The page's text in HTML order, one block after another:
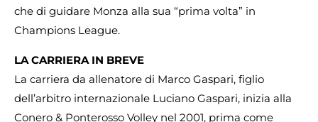
che di guidare Monza alla sua “prima volta” in
Champions League.
LA CARRIERA IN BREVE
La carriera da allenatore di Marco Gaspari, figlio
dell’arbitro internazionale Luciano Gaspari, inizia alla
Conero & Ponterosso Volley nel 2001, prima come